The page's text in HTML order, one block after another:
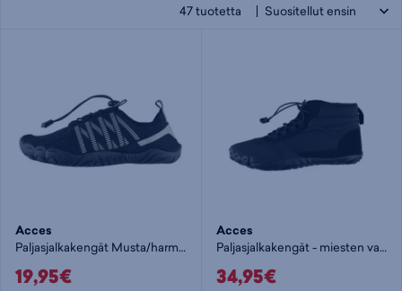
47tuotetta
Acces
Paljasjalkakengät Musta/harmaa
19,95€
Acces
Paljasjalkakengät - miesten vapaa-ajan kenkä
34,95€